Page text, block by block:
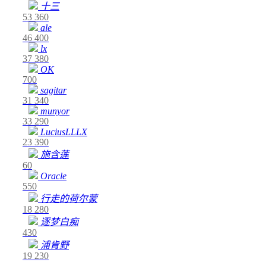
十三
53 360
ale
46 400
lx
37 380
OK
700
sagitar
31 340
munyor
33 290
LuciusLLLX
23 390
施含莲
60
Oracle
550
行走的荷尔蒙
18 280
逐梦白痴
430
浦肯野
19 230